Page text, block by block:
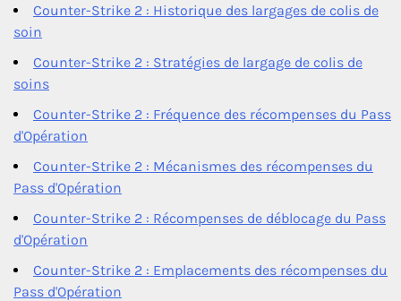
Counter-Strike 2 : Historique des largages de colis de
soin
Counter-Strike 2 : Stratégies de largage de colis de
soins
Counter-Strike 2 : Fréquence des récompenses du Pass
d'Opération
Counter-Strike 2 : Mécanismes des récompenses du
Pass d'Opération
Counter-Strike 2 : Récompenses de déblocage du Pass
d'Opération
Counter-Strike 2 : Emplacements des récompenses du
Pass d'Opération